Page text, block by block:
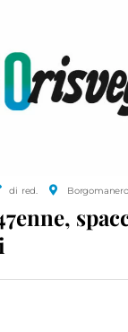
di red. Borgomanero